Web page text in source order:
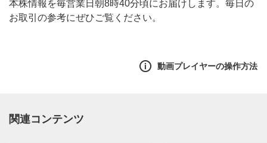
本株情報を毎営業日朝8時40分頃にお届けします。毎日の
お取引の参考にぜひご覧ください。
動画プレイヤーの操作方法
関連コンテンツ